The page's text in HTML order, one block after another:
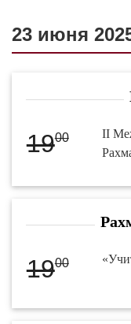
23 июня
1900
II
1900